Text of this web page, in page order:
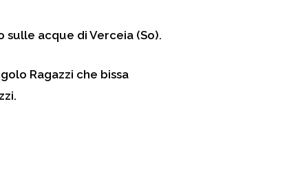
acque di Verceia (So).
Ragazzi che bissa